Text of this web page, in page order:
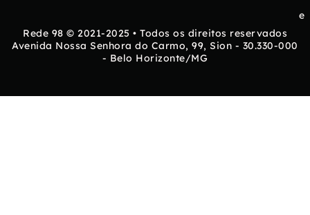
e
Rede 98 © 2021-2025 • Todos os direitos reservados
Avenida Nossa Senhora do Carmo, 99, Sion - 30.330-000
- Belo Horizonte/MG